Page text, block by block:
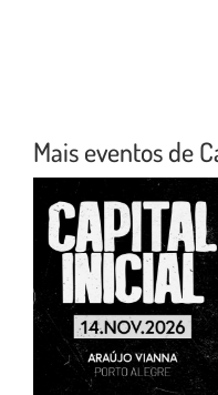
Mais eventos de